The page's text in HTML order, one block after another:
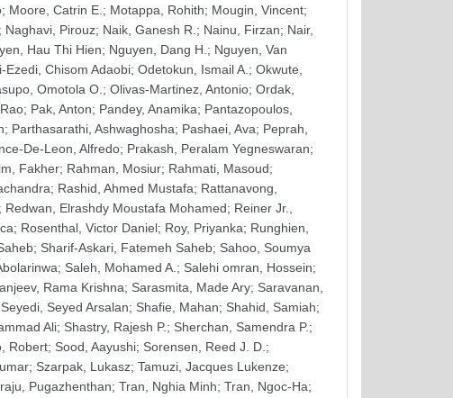
; Moore, Catrin E. ; Motappa, Rohith; Mougin, Vincent;
; Naghavi, Pirouz; Naik, Ganesh R. ; Nainu, Firzan; Nair,
Hau Thi Hien; Nguyen, Dang H. ; Nguyen, Van
Ezedi, Chisom Adaobi; Odetokun, Ismail A. ; Okwute,
Omotola O. ; Olivas-Martinez, Antonio; Ordak,
; Pak, Anton; Pandey, Anamika; Pantazopoulos,
; Parthasarathi, Ashwaghosha; Pashaei, Ava; Peprah,
De-Leon, Alfredo; Prakash, Peralam Yegneswaran;
Fakher; Rahman, Mosiur; Rahmati, Masoud;
; Rashid, Ahmed Mustafa; Rattanavong,
; Redwan, Elrashdy Moustafa Mohamed; Reiner Jr.,
; Rosenthal, Victor Daniel; Roy, Priyanka; Runghien,
; Sharif-Askari, Fatemeh Saheb; Sahoo, Soumya
; Saleh, Mohamed A. ; Salehi omran, Hossein;
Rama Krishna; Sarasmita, Made Ary; Saravanan,
Seyedi, Seyed Arsalan; Shafie, Mahan; Shahid, Samiah;
Ali; Shastry, Rajesh P.; Sherchan, Samendra P.;
Robert; Sood, Aayushi; Sorensen, Reed J. D. ;
; Szarpak, Lukasz; Tamuzi, Jacques Lukenze;
Pugazhenthan; Tran, Nghia Minh; Tran, Ngoc-Ha;